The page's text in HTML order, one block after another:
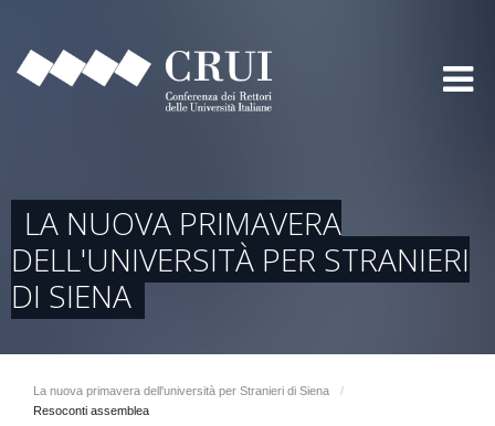
LA NUOVA PRIMAVERA
DELL'UNIVERSITÀ PER STRANIERI
DI SIENA
La nuova primavera dell'università per Stranieri di Siena
/
Resoconti assemblea